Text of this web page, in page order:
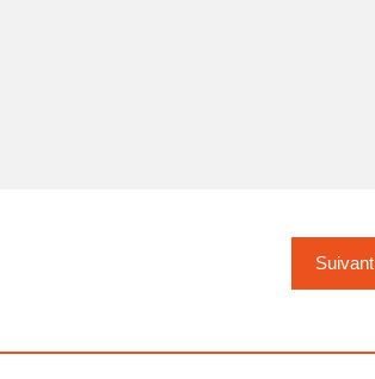
Suivant